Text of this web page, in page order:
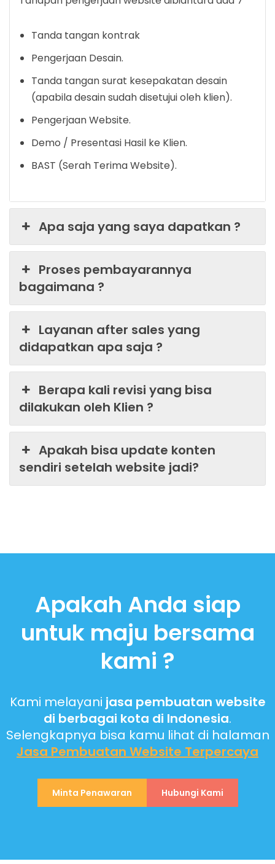
Tanda tangan kontrak
Pengerjaan Desain.
Tanda tangan surat kesepakatan desain
(apabila desain sudah disetujui oleh klien).
Pengerjaan Website.
Demo / Presentasi Hasil ke Klien.
BAST (Serah Terima Website).
Apa saja yang saya dapatkan ?
Proses pembayarannya
bagaimana ?
Layanan after sales yang
didapatkan apa saja ?
Berapa kali revisi yang bisa
dilakukan oleh Klien ?
Apakah bisa update konten
sendiri setelah website jadi?
Apakah Anda siap
untuk maju bersama
kami ?
Kami melayani jasa pembuatan website
di berbagai kota di Indonesia.
Selengkapnya bisa kamu lihat di halaman
Jasa Pembuatan Website Terpercaya
Minta Penawaran Hubungi Kami